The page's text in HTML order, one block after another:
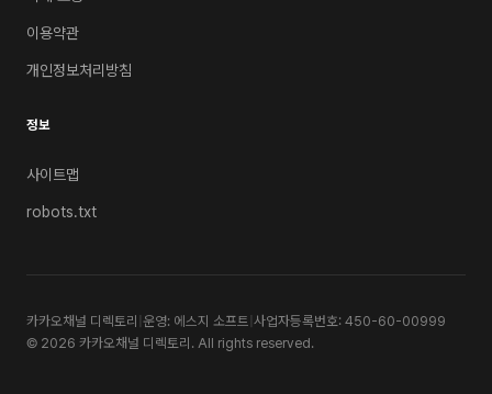
이용약관
개인정보처리방침
정보
사이트맵
robots.txt
카카오채널 디렉토리 운영: 에스지 소프트 사업자등록번호: 450-60-00999
© 2026 카카오채널 디렉토리. All rights reserved.